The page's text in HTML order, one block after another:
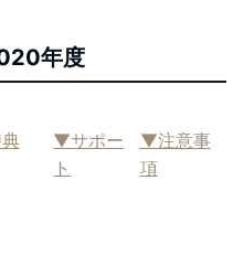
年度
▼サポー
ト
▼注意事
項